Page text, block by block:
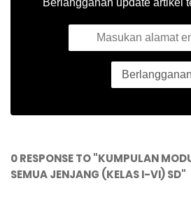
Berlangganan update artikel
0 RESPONSE TO "KUMPULAN
SEMUA JENJANG (KELAS I-VI) SD"